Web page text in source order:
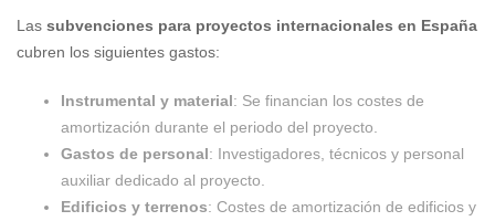
Las subvenciones para proyectos internacionales en España
cubren los siguientes gastos:
Instrumental y material: Se financian los costes de
amortización durante el periodo del proyecto.
Gastos de personal: Investigadores, técnicos y personal
auxiliar dedicado al proyecto.
Edificios y terrenos: Costes de amortización de edificios y